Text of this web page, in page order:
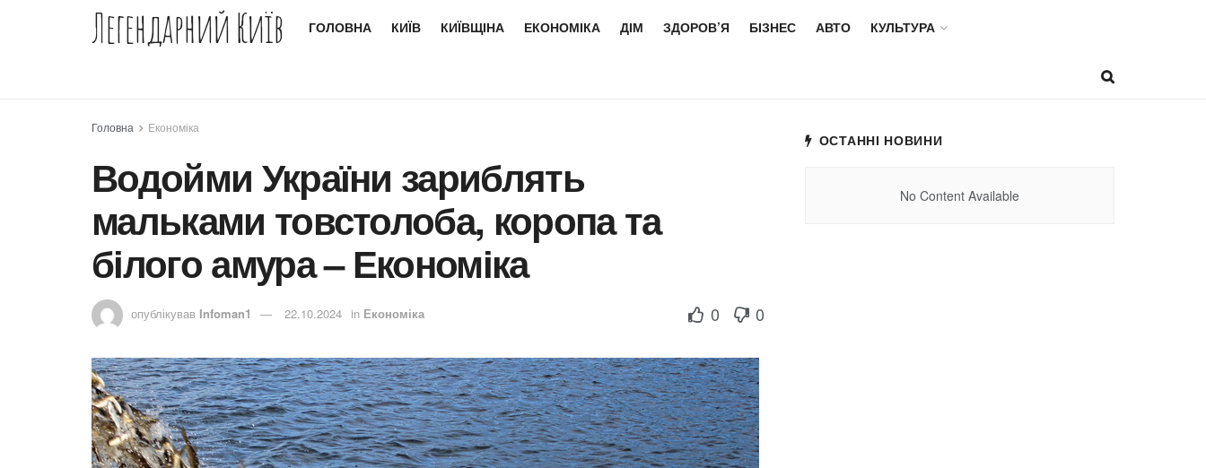
Легендарний Київ ГОЛОВНА КИЇВ КИЇВЩІНА ЕКОНОМІКА ДІМ ЗДОРОВ’Я БІЗНЕС АВТО КУЛЬТУРА
Головна Економіка
Водойми України зариблять
мальками товстолоба, коропа та
білого амура – Економіка
опублікував Infoman1 22.10.2024 in Економіка 0 0
ОСТАННІ НОВИНИ
No Content Available